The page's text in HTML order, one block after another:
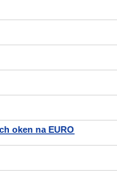
oken na EURO